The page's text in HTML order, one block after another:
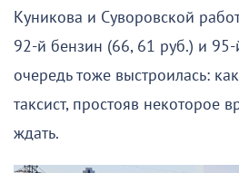
Куникова и Суворовской
92-й бензин (66, 61 руб.) и
очередь тоже выстроилась:
таксист, простояв некоторое
ждать.